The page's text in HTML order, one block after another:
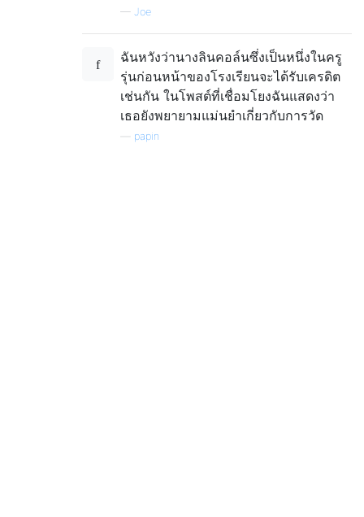
— Joe
ฉันหวังว่านางลินคอล์นซึ่งเป็นหนึ่งในครู
รุ่นก่อนหน้าของโรงเรียนจะได้รับเครดิต
เช่นกัน ในโพสต์ที่เชื่อมโยงฉันแสดงว่า
เธอยังพยายามแม่นยำเกี่ยวกับการวัด
papin